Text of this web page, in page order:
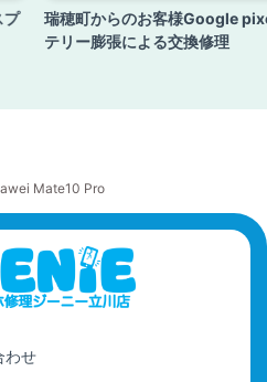
プ
瑞穂町からのお客様Google
テリー膨張による交換修理
Mate10 Pro
わせ